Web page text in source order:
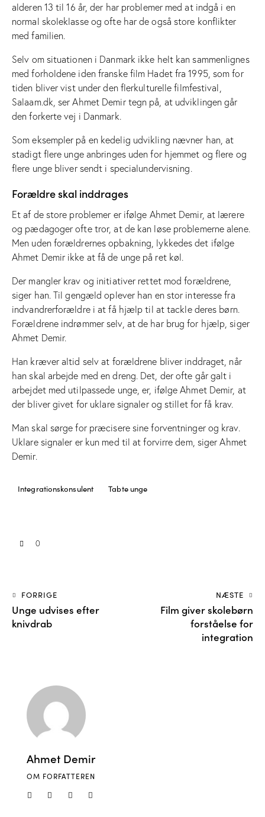
alderen 13 til 16 år, der har problemer med at indgå i en
normal skoleklasse og ofte har de også store konflikter
med familien.
Selv om situationen i Danmark ikke helt kan sammenlignes
med forholdene iden franske film Hadet fra 1995, som for
tiden bliver vist under den flerkulturelle filmfestival,
Salaam.dk, ser Ahmet Demir tegn på, at udviklingen går
den forkerte vej i Danmark.
Som eksempler på en kedelig udvikling nævner han, at
stadigt flere unge anbringes uden for hjemmet og flere og
flere unge bliver sendt i specialundervisning.
Forældre skal inddrages
Et af de store problemer er ifølge Ahmet Demir, at lærere
og pædagoger ofte tror, at de kan løse problemerne alene.
Men uden forældrernes opbakning, lykkedes det ifølge
Ahmet Demir ikke at få de unge på ret køl.
Der mangler krav og initiativer rettet mod forældrene,
siger han. Til gengæld oplever han en stor interesse fra
indvandrerforældre i at få hjælp til at tackle deres børn.
Forældrene indrømmer selv, at de har brug for hjælp, siger
Ahmet Demir.
Han kræver altid selv at forældrene bliver inddraget, når
han skal arbejde med en dreng. Det, der ofte går galt i
arbejdet med utilpassede unge, er, ifølge Ahmet Demir, at
der bliver givet for uklare signaler og stillet for få krav.
Man skal sørge for præcisere sine forventninger og krav.
Uklare signaler er kun med til at forvirre dem, siger Ahmet
Demir.
Integrationskonsulent Tabte unge
0
FORRIGE
Unge udvises efter
knivdrab
NÆSTE
Film giver skolebørn
forståelse for
integration
Ahmet Demir
OM FORFATTEREN